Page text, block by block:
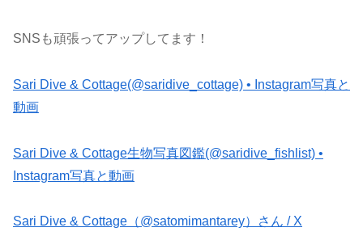
SNSも頑張ってアップしてます！
Sari Dive & Cottage(@saridive_cottage) • Instagram写真と
動画
Sari Dive & Cottage生物写真図鑑(@saridive_fishlist) •
Instagram写真と動画
Sari Dive & Cottage（@satomimantarey）さん / X